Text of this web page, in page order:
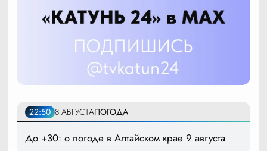
22:50 8 АВГУСТАПОГОДА
До +30: о погоде в Алтайском крае 9 августа